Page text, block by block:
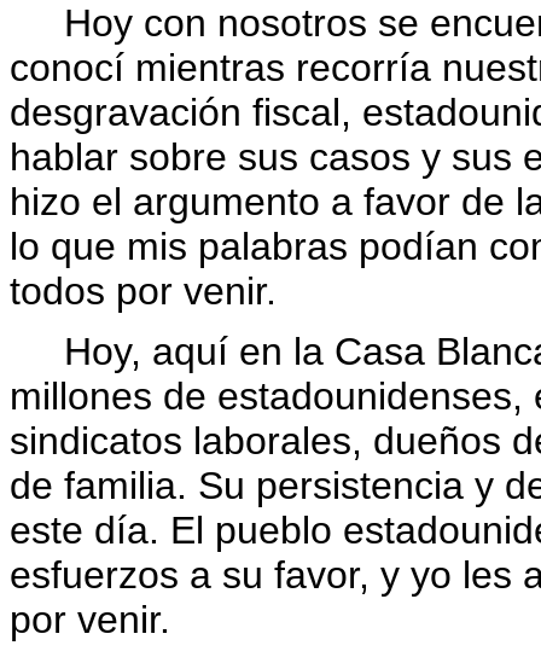
Hoy con nosotros se
conocí mientras recorría
desgravación fiscal,
hablar sobre sus casos y sus
hizo el argumento a favor de
lo que mis palabras podían
todos por venir.
Hoy, aquí en la Casa
millones de
sindicatos laborales, dueños
de familia. Su persistencia y
este día. El pueblo
esfuerzos a su favor, y yo les
por venir.